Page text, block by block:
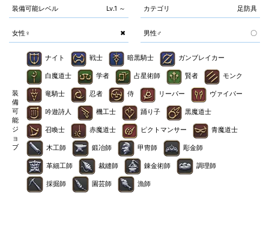
装備可能レベル Lv.1 ～ カテゴリ 足防具
女性♀ ✖ 男性♂ 〇
装
備
可
能
ジ
ョ
ブ
ナイト 戦士 暗黒騎士 ガンブレイカー
白魔道士 学者 占星術師 賢者 モンク
竜騎士 忍者 侍 リーパー ヴァイパー
吟遊詩人 機工士 踊り子 黒魔道士
召喚士 赤魔道士 ピクトマンサー 青魔道士
木工師 鍛冶師 甲冑師 彫金師
革細工師 裁縫師 錬金術師 調理師
採掘師 園芸師 漁師